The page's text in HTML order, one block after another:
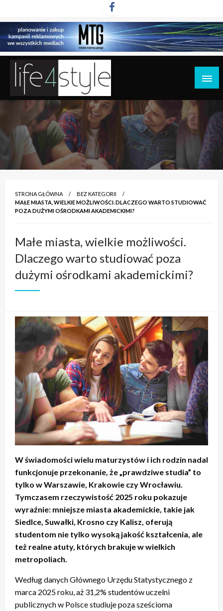
do
treści
life4style.pl
STRONA GŁÓWNA
BEZ KATEGORII
MAŁE MIASTA, WIELKIE MOŻLIWOŚCI. DLACZEGO WARTO STUDIOWAĆ
POZA DUŻYMI OŚRODKAMI AKADEMICKIMI?
Małe miasta, wielkie możliwości.
Dlaczego warto studiować poza
dużymi ośrodkami akademickimi?
W świadomości wielu maturzystów i ich rodzin nadal
funkcjonuje przekonanie, że „prawdziwe studia” to
tylko w Warszawie, Krakowie czy Wrocławiu.
Tymczasem rzeczywistość 2025 roku pokazuje
wyraźnie: mniejsze miasta akademickie, takie jak
Siedlce, Suwałki, Krosno czy Kalisz, oferują
studentom nie tylko wysoką jakość kształcenia, ale
też realne atuty, których brakuje w wielkich
metropoliach.
Według danych Głównego Urzędu Statystycznego z
marca 2025 roku, aż 31,2% studentów uczelni
publicznych w Polsce studiuje poza sześcioma